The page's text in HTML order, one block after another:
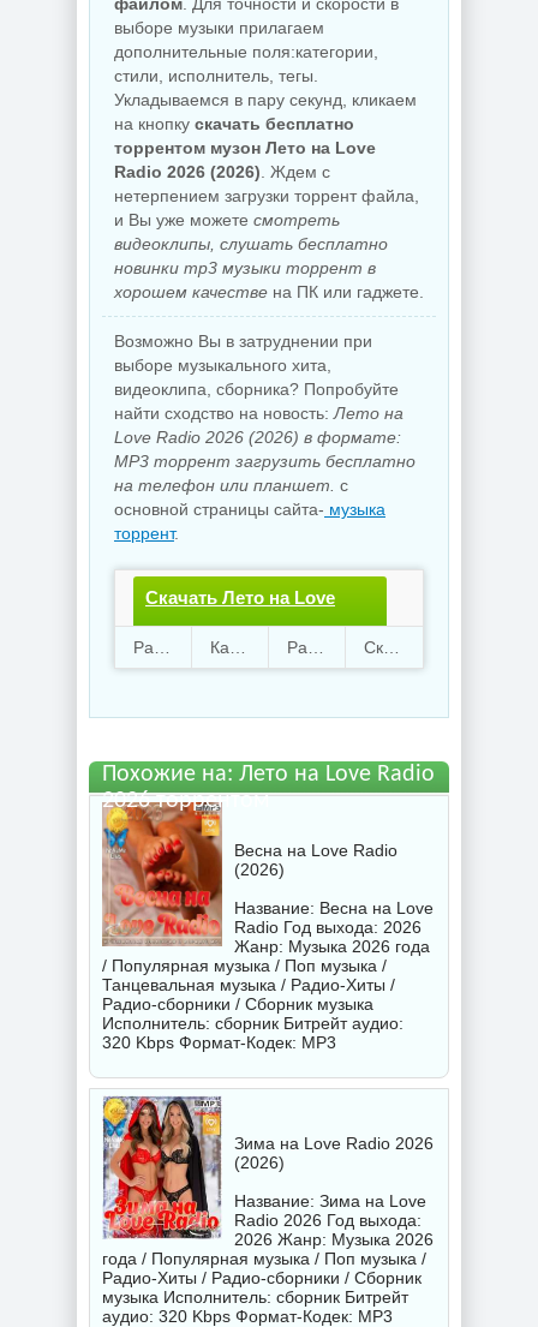
выборе музыки прилагаем
дополнительные поля:категории,
стили, исполнитель, тегы.
Укладываемся в пару секунд, кликаем
на кнопку скачать бесплатно
торрентом музон Лето на Love
Radio 2026 (2026) . Ждем с
нетерпением загрузки торрент файла,
и Вы уже можете смотреть
видеоклипы, слушать бесплатно
новинки mp3 музыки торрент в
хорошем качестве на ПК или гаджете.
Возможно Вы в затруднении при
выборе музыкального хита,
видеоклипа, сборника? Попробуйте
найти сходство на новость: Лето на
Love Radio 2026 (2026) в формате:
MP3 торрент загрузить бесплатно
на телефон или планшет. с
основной страницы сайта- музыка
торрент.
Скачать Лето на Love
Radio 2026.torrent файл
116 59 144.94 Mb
Похожие на: Лето на Love Radio
2026 торрентом
Весна на Love Radio
(2026)
Название: Весна на Love
Radio Год выхода: 2026
Жанр: Музыка 2026 года
/ Популярная музыка / Поп музыка /
Танцевальная музыка / Радио-Хиты /
Радио-сборники / Сборник музыка
Исполнитель: сборник Битрейт аудио:
320 Kbps Формат-Кодек: MP3
Зима на Love Radio 2026
(2026)
Название: Зима на Love
Radio 2026 Год выхода:
2026 Жанр: Музыка 2026
года / Популярная музыка / Поп музыка /
Радио-Хиты / Радио-сборники / Сборник
музыка Исполнитель: сборник Битрейт
аудио: 320 Kbps Формат-Кодек: MP3